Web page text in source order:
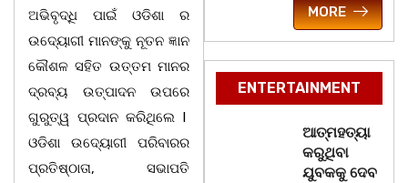
ଅଭିବୃଦ୍ଧି ପାଇଁ ଓଡିଶା ର
ଉଦ୍ୟୋଗୀ ମାନଙ୍କୁ ନୂତନ ଜ୍ଞାନ
କୌଶଳ ସହିତ ଉତ୍ତମ ମାନର
ଦ୍ରବ୍ୟ ଉତ୍ପାଦନ ଉପରେ
ଗୁରୁତ୍ୱ ପ୍ରଦାନ କରିଥିଲେ l
ଓଡିଶା ଉଦ୍ୟୋଗୀ ପରିବାରର
ପ୍ରତିଷ୍ଠାତା, ସଭାପତି
MORE
ENTERTAINMENT
ଆତ୍ମହତ୍ୟା
କରୁଥିବା
ଯୁବକକୁ ଦେବ